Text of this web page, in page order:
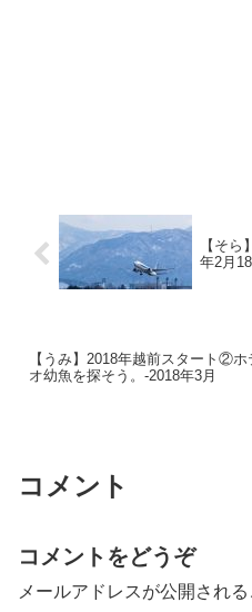
【そ
年2月
【うみ】2018年越前スタート②ホ
オ幼魚を探そう。-2018年3月
コメント
コメントをどうぞ
メールアドレスが公開される